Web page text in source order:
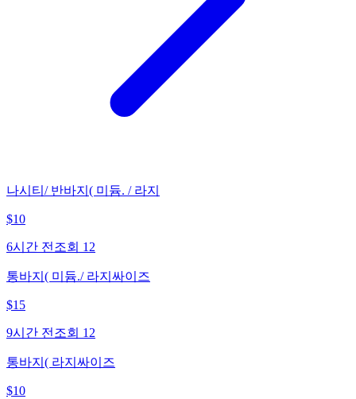
나시티/ 반바지( 미듐. / 라지
$10
6시간 전 조회 12
통바지( 미듐./ 라지싸이즈
$15
9시간 전 조회 12
통바지( 라지싸이즈
$10